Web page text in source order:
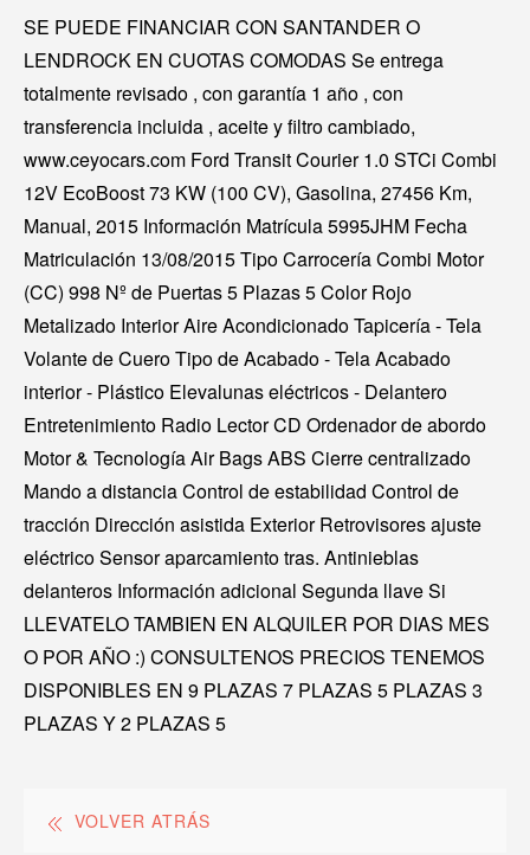
SE PUEDE FINANCIAR CON SANTANDER O
LENDROCK EN CUOTAS COMODAS Se entrega
totalmente revisado , con garantía 1 año , con
transferencia incluida , aceite y filtro cambiado,
www.ceyocars.com Ford Transit Courier 1.0 STCi Combi
12V EcoBoost 73 KW (100 CV), Gasolina, 27456 Km,
Manual, 2015 Información Matrícula 5995JHM Fecha
Matriculación 13/08/2015 Tipo Carrocería Combi Motor
(CC) 998 Nº de Puertas 5 Plazas 5 Color Rojo
Metalizado Interior Aire Acondicionado Tapicería - Tela
Volante de Cuero Tipo de Acabado - Tela Acabado
interior - Plástico Elevalunas eléctricos - Delantero
Entretenimiento Radio Lector CD Ordenador de abordo
Motor & Tecnología Air Bags ABS Cierre centralizado
Mando a distancia Control de estabilidad Control de
tracción Dirección asistida Exterior Retrovisores ajuste
eléctrico Sensor aparcamiento tras. Antinieblas
delanteros Información adicional Segunda llave Si
LLEVATELO TAMBIEN EN ALQUILER POR DIAS MES
O POR AÑO :) CONSULTENOS PRECIOS TENEMOS
DISPONIBLES EN 9 PLAZAS 7 PLAZAS 5 PLAZAS 3
PLAZAS Y 2 PLAZAS 5
VOLVER ATRÁS